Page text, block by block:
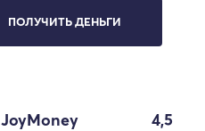
ПОЛУЧИТЬ ДЕНЬГИ
JoyMoney 4,5